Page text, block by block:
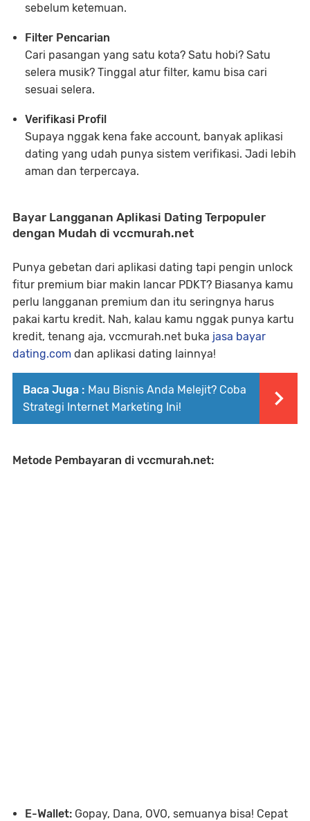
sebelum ketemuan.
Filter Pencarian
Cari pasangan yang satu kota? Satu hobi? Satu
selera musik? Tinggal atur filter, kamu bisa cari
sesuai selera.
Verifikasi Profil
Supaya nggak kena fake account, banyak aplikasi
dating yang udah punya sistem verifikasi. Jadi lebih
aman dan terpercaya.
Bayar Langganan Aplikasi Dating Terpopuler
dengan Mudah di vccmurah.net
Punya gebetan dari aplikasi dating tapi pengin unlock
fitur premium biar makin lancar PDKT? Biasanya kamu
perlu langganan premium dan itu seringnya harus
pakai kartu kredit. Nah, kalau kamu nggak punya kartu
kredit, tenang aja, vccmurah.net buka jasa bayar
dating.com dan aplikasi dating lainnya!
Baca Juga : Mau Bisnis Anda Melejit? Coba
Strategi Internet Marketing Ini!
Metode Pembayaran di vccmurah.net:
E-Wallet: Gopay, Dana, OVO, semuanya bisa! Cepat